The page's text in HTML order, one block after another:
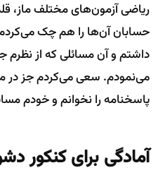
ریاضی آزمون‌های مختلف
حسابان آن‌ها را هم چک
داشتم و آن مسائلی که از نظرم
می‌نمودم. سعی می‌کردم جز در
پاسخنامه را نخوانم و خودم
آمادگی برای کنکور